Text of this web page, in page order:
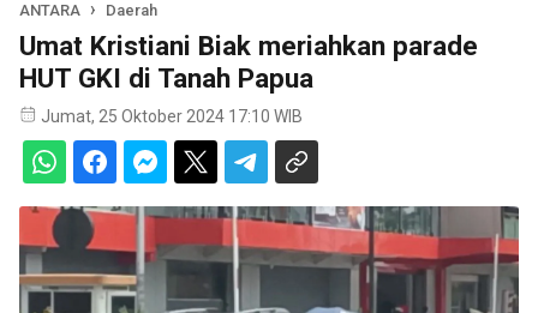
ANTARA Daerah
Umat Kristiani Biak meriahkan parade
HUT GKI di Tanah Papua
Jumat, 25 Oktober 2024 17:10 WIB